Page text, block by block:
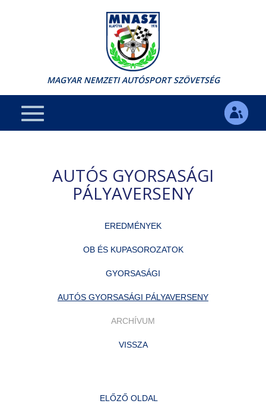
MAGYAR NEMZETI AUTÓSPORT SZÖVETSÉG
AUTÓS GYORSASÁGI
PÁLYAVERSENY
EREDMÉNYEK
OB ÉS KUPASOROZATOK
GYORSASÁGI
AUTÓS GYORSASÁGI PÁLYAVERSENY
ARCHÍVUM
VISSZA
ELŐZŐ OLDAL